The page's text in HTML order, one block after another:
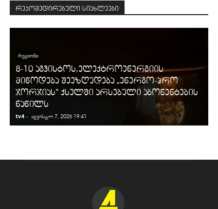
რეკომედირებული სიახლეები
ᲠᲔᲒᲘᲝᲜᲘ
8-10 აგვისტოს,ელექტროენერგიის
მიწოდება შეეზღუდება „ენერგო-პრო
ჯორჯიას“ ქსელში არსებული აბონენტების
ნაწილს
tv4 - აგვისტო 7, 2026 19:41